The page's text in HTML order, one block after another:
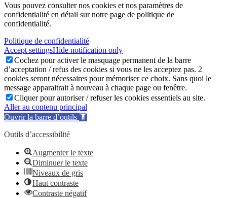
Vous pouvez consulter nos cookies et nos paramètres de
confidentialité en détail sur notre page de politique de
confidentialité.
Politique de confidentialité
Accept settingsHide notification only
Cochez pour activer le masquage permanent de la barre
d’acceptation / refus des cookies si vous ne les acceptez pas. 2
cookies seront nécessaires pour mémoriser ce choix. Sans quoi le
message apparaitrait à nouveau à chaque page ou fenêtre.
Cliquer pour autoriser / refuser les cookies essentiels au site.
Aller au contenu principal
Ouvrir la barre d’outils
Outils d’accessibilité
Augmenter le texte
Diminuer le texte
Niveaux de gris
Haut contraste
Contraste négatif